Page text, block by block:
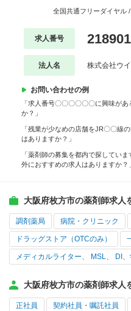
全国共通フリーダイヤル
求人番号 218901
法人名 株式会社ウ
お問い合わせの例
「求人番号〇〇〇〇〇〇に興味が
か？」
「残業が少なめの店舗をJR〇〇線
はありますか？」
「薬剤師の募集を都内で探してい
外におすすめの求人はありますか？
大阪府枚方市の薬剤師求人
調剤薬局 病院・クリニック
ドラッグストア（OTCのみ）
メディカルライター、 MSL、 DI
大阪府枚方市の薬剤師求人
正社員 契約社員・嘱託社員